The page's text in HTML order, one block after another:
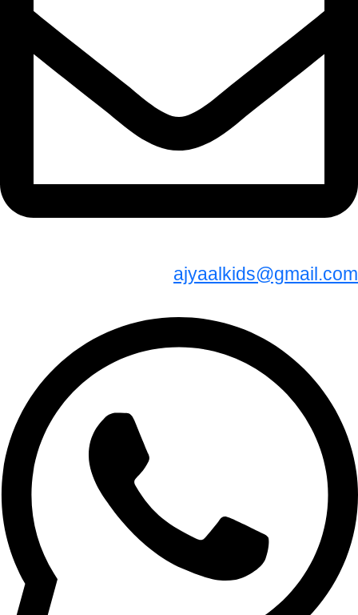
ajyaalkids@gmail.com